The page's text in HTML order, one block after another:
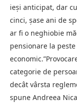
ieși anticipat, dar
cinci, şase ani de
ar fi o neghiobie
pensionare la
categorie de
decât vârsta
spune Andreea